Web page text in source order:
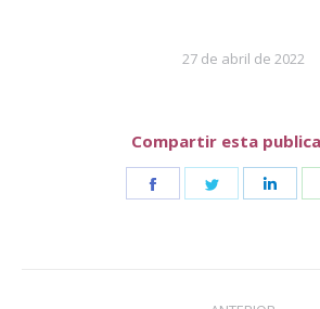
27 de abril de 2022
Compartir esta
Share
Share